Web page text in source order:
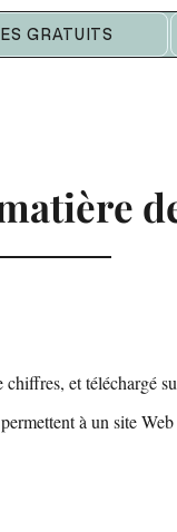
GRATUITS
et téléchargé
à un site